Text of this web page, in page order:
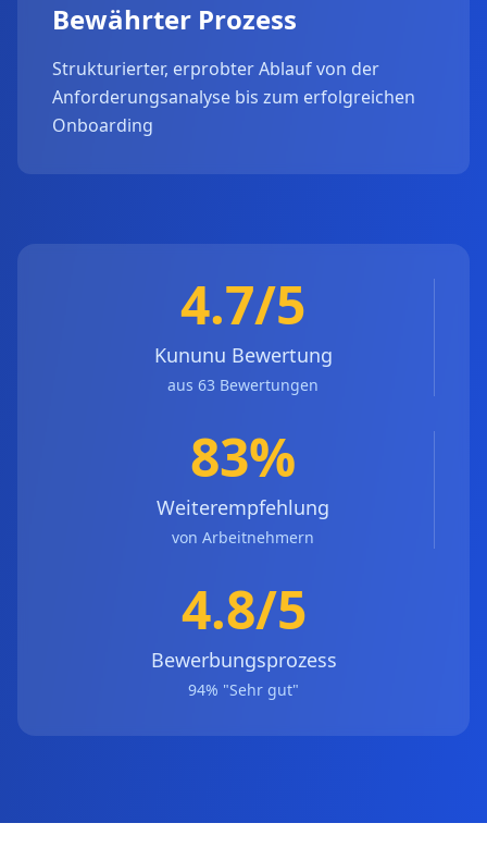
Bewährter Prozess
Strukturierter, erprobter Ablauf von der
Anforderungsanalyse bis zum erfolgreichen
Onboarding
4.7/5
Kununu Bewertung
aus 63 Bewertungen
83%
Weiterempfehlung
von Arbeitnehmern
4.8/5
Bewerbungsprozess
94% "Sehr gut"